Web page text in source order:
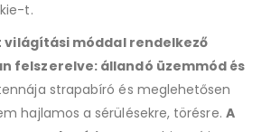
t.
világítási móddal rendelkező
felszerelve: állandó üzemmód és
strapabíró és meglehetősen
hajlamos a sérülésekre, törésre. A